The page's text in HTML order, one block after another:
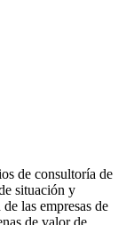
de consultoría de
situación y
las empresas de